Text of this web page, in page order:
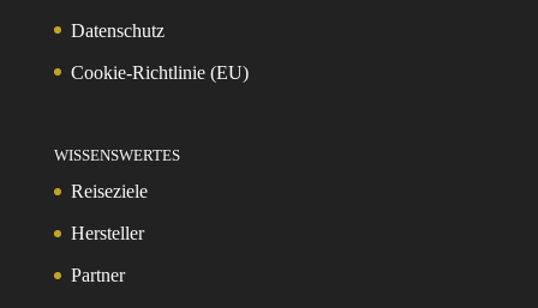
Datenschutz
Cookie-Richtlinie (EU)
WISSENSWERTES
Reiseziele
Hersteller
Partner